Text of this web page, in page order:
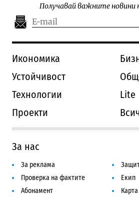
Получавай важните новини
Икономика
Устойчивост
Технологии
Lite
Проекти
За нас
За реклама
Проверка на фактите
Екип
Абонамент